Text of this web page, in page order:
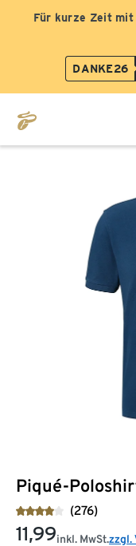
Für kurze Zeit mit
DANKE26
Piqué-
(276)
11,99inkl. MwSt.zzgl.